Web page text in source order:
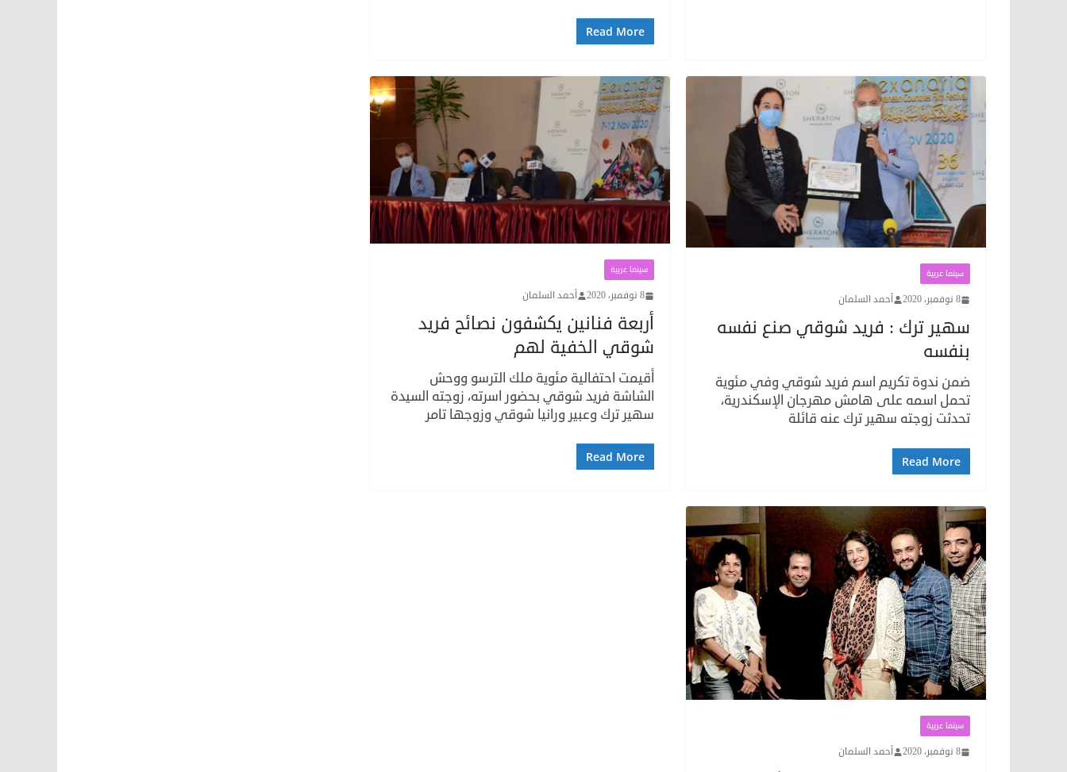
Read More
سينما عربية
8 نوفمبر، 2020 أحمد السلمان
سهير ترك : فريد شوقي صنع نفسه
بنفسه
ضمن ندوة تكريم اسم فريد شوقي وفي مئوية
تحمل اسمه على هامش مهرجان الإسكندرية،
تحدثت زوجته سهير ترك عنه قائلة
Read More
سينما عربية
8 نوفمبر، 2020 أحمد السلمان
أربعة فنانين يكشفون نصائح فريد
شوقي الخفية لهم
أقيمت احتفالية مئوية ملك الترسو ووحش
الشاشة فريد شوقي بحضور اسرته، زوجته السيدة
سهير ترك وعبير ورانيا شوقي وزوجها تامر
Read More
سينما عربية
8 نوفمبر، 2020 أحمد السلمان